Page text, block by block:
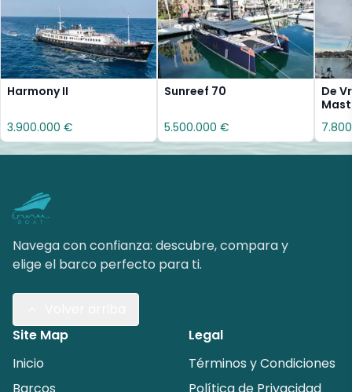
Harmony II
3.900.000 €
Sunreef 70
5.500.000 €
De
Navega con confianza: descubre, compara y
elige el barco perfecto para ti.
Site Map
Inicio
Legal
Términos y Condiciones